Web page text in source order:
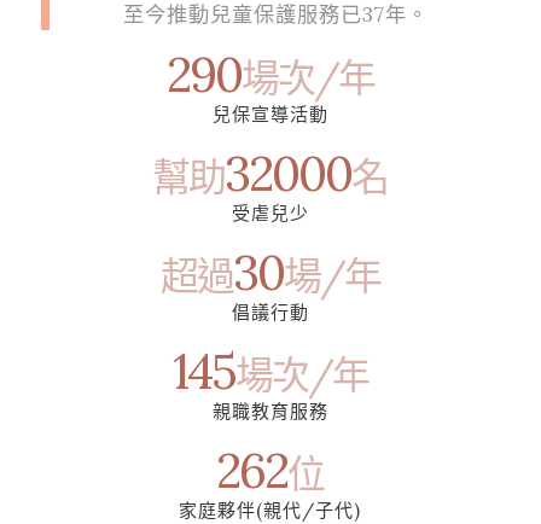
至今推動兒童保護服務已37年。
290場次/年
兒保宣導活動
幫助32000名
受虐兒少
超過30場/年
倡議行動
145場次/年
親職教育服務
262位
家庭夥伴(親代/子代)